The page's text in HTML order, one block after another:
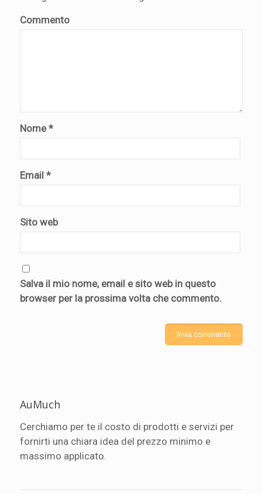
Commento
Nome*
Email *
Sito web
Salva il mio nome, email e sito web in questo
browser per la prossima volta che commento.
AuMuch
Cerchiamo per te il costo di prodotti e servizi per
fornirti una chiara idea del prezzo minimo e
massimo applicato.